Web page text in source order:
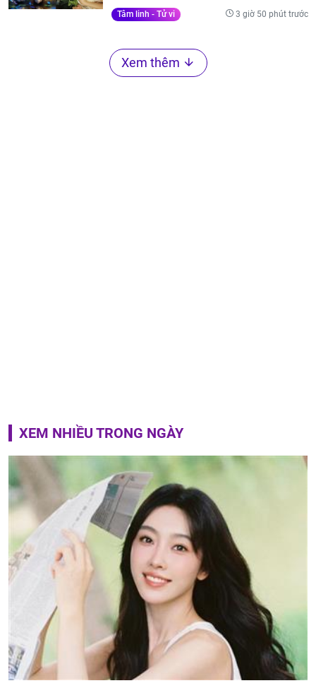
Tâm linh - Tử vi 3 giờ 50 phút trước
Xem thêm
XEM NHIỀU TRONG NGÀY